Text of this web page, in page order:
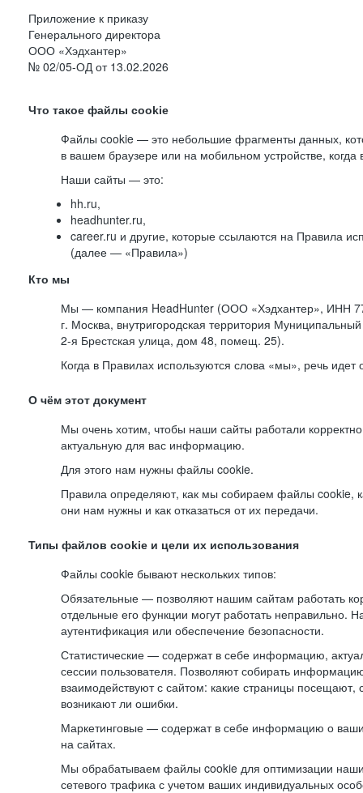
Приложение к приказу
Генерального директора
ООО «Хэдхантер»
№ 02/05-ОД от 13.02.2026
Что такое файлы cookie
Файлы cookie — это небольшие фрагменты данных,
в вашем браузере или на мобильном устройстве,
Наши сайты — это:
hh.ru,
headhunter.ru,
career.ru и другие, которые ссылаются на Правила
(далее — «Правила»)
Кто мы
Мы — компания HeadHunter (ООО «Хэдхантер», ИНН
г. Москва, внутригородская территория Муниципальный
2-я Брестская улица, дом 48, помещ. 25).
Когда в Правилах используются слова «мы», речь
О чём этот документ
Мы очень хотим, чтобы наши сайты работали
актуальную для вас информацию.
Для этого нам нужны файлы cookie.
Правила определяют, как мы собираем файлы cookie,
они нам нужны и как отказаться от их передачи.
Типы файлов cookie и цели их использования
Файлы cookie бывают нескольких типов:
Обязательные — позволяют нашим сайтам работать
отдельные его функции могут работать неправильно.
аутентификация или обеспечение безопасности.
Статистические — содержат в себе информацию,
сессии пользователя. Позволяют собирать
взаимодействуют с сайтом: какие страницы посещают,
возникают ли ошибки.
Маркетинговые — содержат в себе информацию о
на сайтах.
Мы обрабатываем файлы cookie для оптимизации
сетевого трафика с учетом ваших индивидуальных